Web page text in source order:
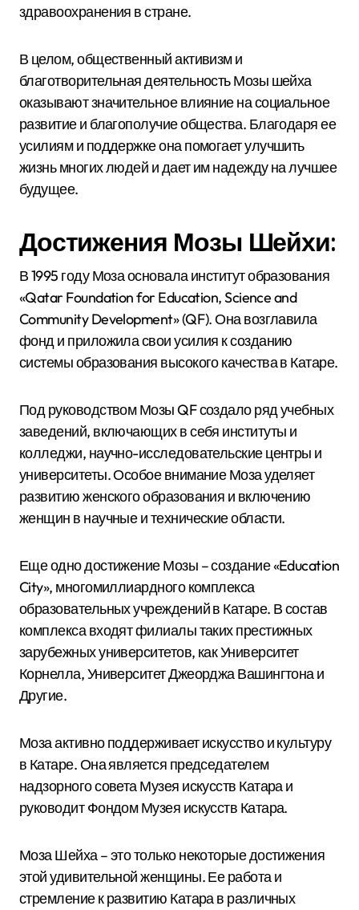
здравоохранения в стране.
В целом, общественный активизм и
благотворительная деятельность Мозы шейха
оказывают значительное влияние на социальное
развитие и благополучие общества. Благодаря ее
усилиям и поддержке она помогает улучшить
жизнь многих людей и дает им надежду на лучшее
будущее.
Достижения Мозы Шейхи:
В 1995 году Моза основала институт образования
«Qatar Foundation for Education, Science and
Community Development» (QF). Она возглавила
фонд и приложила свои усилия к созданию
системы образования высокого качества в Катаре.
Под руководством Мозы QF создало ряд учебных
заведений, включающих в себя институты и
колледжи, научно-исследовательские центры и
университеты. Особое внимание Моза уделяет
развитию женского образования и включению
женщин в научные и технические области.
Еще одно достижение Мозы – создание «Education
City», многомиллиардного комплекса
образовательных учреждений в Катаре. В состав
комплекса входят филиалы таких престижных
зарубежных университетов, как Университет
Корнелла, Университет Джеорджа Вашингтона и
Другие.
Моза активно поддерживает искусство и культуру
в Катаре. Она является председателем
надзорного совета Музея искусств Катара и
руководит Фондом Музея искусств Катара.
Моза Шейха – это только некоторые достижения
этой удивительной женщины. Ее работа и
стремление к развитию Катара в различных